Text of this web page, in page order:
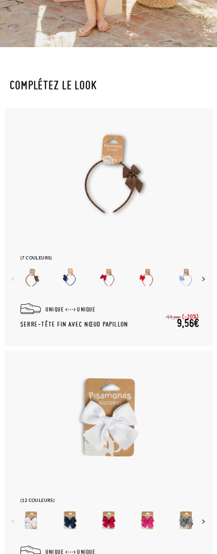
COMPLÉTEZ LE LOOK
(7 COULEURS)
UNIQUE UNIQUE
SERRE-TÊTE FIN AVEC NŒUD PAPILLON
11,95€ (-20%)
9,56€
(12 COULEURS)
UNIQUE UNIQUE